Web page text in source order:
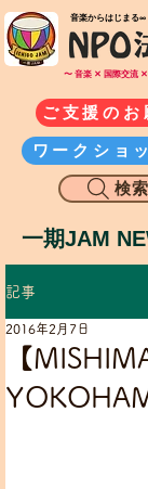
音楽からはじまる
〜 音楽 ✕ 国際交流 ✕
ご支援のお
ワークショ
検索
一期JAM
記事
【
2016年2月7日